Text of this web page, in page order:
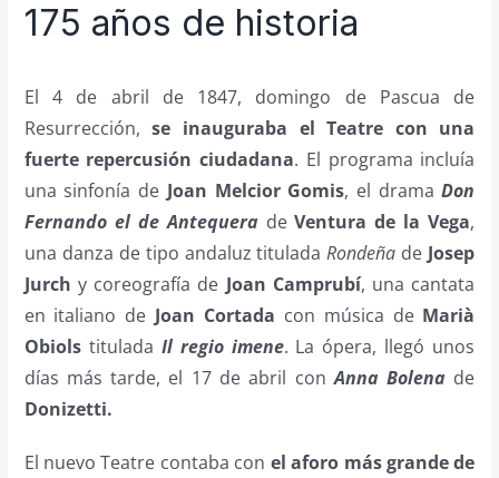
175 años de historia
El 4 de abril de 1847, domingo de Pascua de
Resurrección,se inauguraba el Teatre con una
fuerte repercusión ciudadana. El programa incluía
una sinfonía de Joan Melcior Gomis, el dramaDon
Fernando el de AntequeradeVentura de la Vega,
una danza de tipo andaluz tituladaRondeña de Josep
Jurch y coreografía de Joan Camprubí, una cantata
en italiano de Joan Cortada con música de Marià
Obiolstitulada Il regio imene. La ópera, llegó unos
días más tarde, el 17 de abril conAnna Bolena de
Donizetti.
El nuevo Teatre contaba con el aforo más grande de